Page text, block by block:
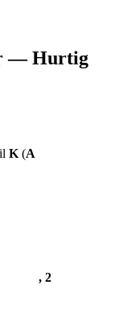
— Hurtig
K(A
, 2